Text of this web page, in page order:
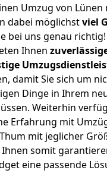
Umzug von Lünen
dabei möglichstviel
bei uns genau
Ihnen
damit Sie sich um
Dinge in Ihrem
Weiterhin
Erfahrung mit
mit jeglicher
somit
eine passende